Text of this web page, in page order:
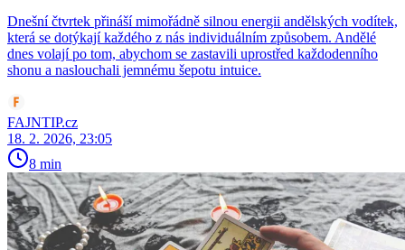
Dnešní čtvrtek přináší mimořádně silnou energii andělských vodítek,
která se dotýkají každého z nás individuálním způsobem. Andělé
dnes volají po tom, abychom se zastavili uprostřed každodenního
shonu a naslouchali jemnému šepotu intuice.
FAJNTIP.cz
18. 2. 2026, 23:05
8 min